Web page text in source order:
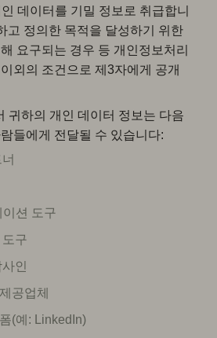
데이터를 기밀 정보로 취급합니
고 정의한 목적을 달성하기 위한
요구되는 경우 등 개인정보처리
외의 조건으로 제3자에게 공개
귀하의 개인 데이터 정보는 다음
들에게 전달될 수 있습니다:
션 도구
구
인
공업체
(예: LinkedIn)